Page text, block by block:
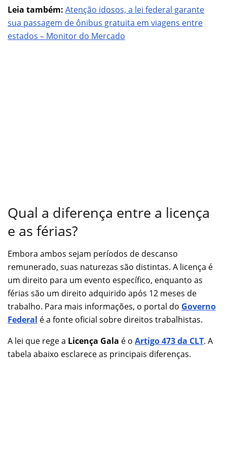
Leia também: Atenção idosos, a lei federal garante
sua passagem de ônibus gratuita em viagens entre
estados – Monitor do Mercado
Qual a diferença entre a licença
e as férias?
Embora ambos sejam períodos de descanso
remunerado, suas naturezas são distintas. A licença é
um direito para um evento específico, enquanto as
férias são um direito adquirido após 12 meses de
trabalho. Para mais informações, o portal do Governo
Federal é a fonte oficial sobre direitos trabalhistas.
A lei que rege a Licença Gala é o Artigo 473 da CLT. A
tabela abaixo esclarece as principais diferenças.